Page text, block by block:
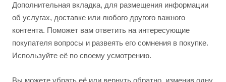
Дополнительная вкладка, для размещения информации
об услугах, доставке или любого другого важного
контента. Поможет вам ответить на интересующие
покупателя вопросы и развеять его сомнения в покупке.
Используйте её по своему усмотрению.